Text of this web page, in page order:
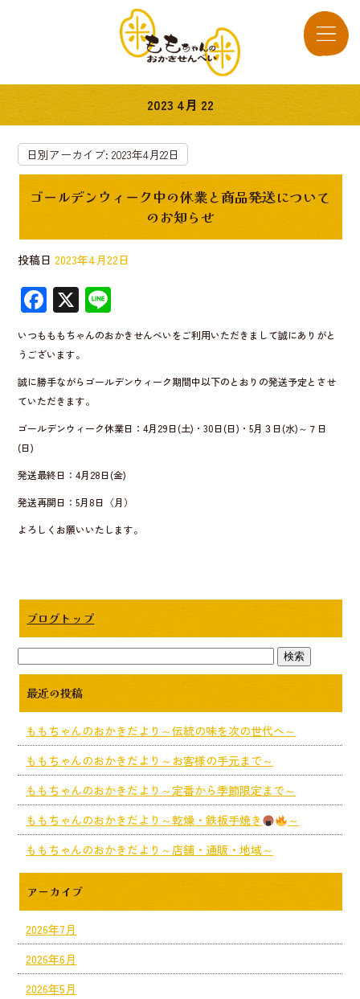
2023 4月 22
日別アーカイブ:2023年4月22日
ゴールデンウィーク中の休業と商品発送について
のお知らせ
投稿日 2023年4月22日
F
ac
e
b
o
o
X
n
e
いつもももちゃんのおかきせんべいをご利用いただきまして誠にありがと
うございます。
誠に勝手ながらゴールデンウィーク期間中以下のとおりの発送予定とさせ
ていただきます。
ゴールデンウィーク休業日：4月29日(土)・30日(日)・5月３日(水)～７日
(日)
発送最終日：4月28日(金)
発送再開日：5月8日〈月）
よろしくお願いいたします。
ブログトップ
最近の投稿
ももちゃんのおかきだより～伝統の味を次の世代へ～
ももちゃんのおかきだより～お客様の手元まで～
ももちゃんのおかきだより～定番から季節限定まで～
ももちゃんのおかきだより～乾燥・鉄板手焼き
～
ももちゃんのおかきだより～店舗・通販・地域～
アーカイブ
2026年7月
2026年6月
2026年5月